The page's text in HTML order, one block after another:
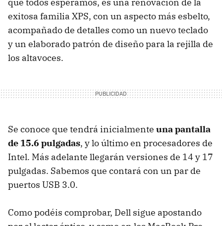
exitosa familia XPS, con un aspecto más esbelto,
acompañado de detalles como un nuevo teclado
y un elaborado patrón de diseño para la rejilla de
los altavoces.
Se conoce que tendrá inicialmente una pantalla
de 15.6 pulgadas, y lo último en procesadores de
Intel. Más adelante llegarán versiones de 14 y 17
pulgadas. Sabemos que contará con un par de
puertos USB 3.0.
Como podéis comprobar, Dell sigue apostando